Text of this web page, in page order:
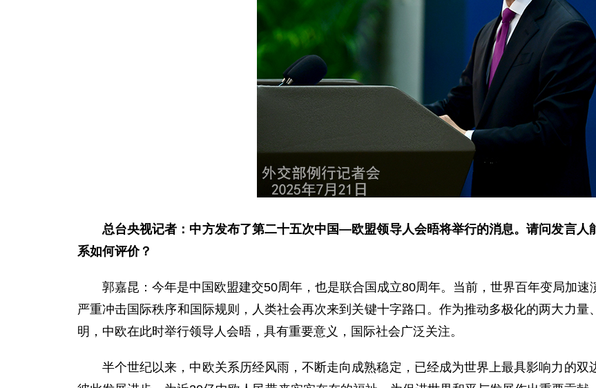
总台央视记者：中方发布了第二十五次中国—欧盟领导人会晤将举行的消息。请问发言人
系如何评价？
郭嘉昆：今年是中国欧盟建交50周年，也是联合国成立80周年。当前，世界百年变局加
严重冲击国际秩序和国际规则，人类社会再次来到关键十字路口。作为推动多极化的两大力
明，中欧在此时举行领导人会晤，具有重要意义，国际社会广泛关注。
半个世纪以来，中欧关系历经风雨，不断走向成熟稳定，已经成为世界上最具影响力的